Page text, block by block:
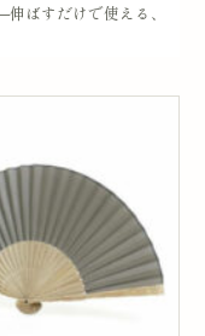
ばすだけで使える、